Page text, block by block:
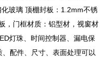
玻璃 顶棚封板：1.2mm不锈
，门框材质：铝型材，视窗材
灯珠、时间控制器、漏电保
配件、尺寸、表面处理可以